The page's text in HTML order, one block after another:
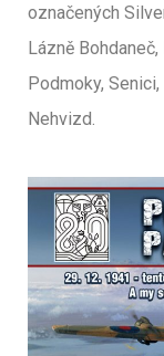
označených
Lázně
Podmoky,
Nehvizd.